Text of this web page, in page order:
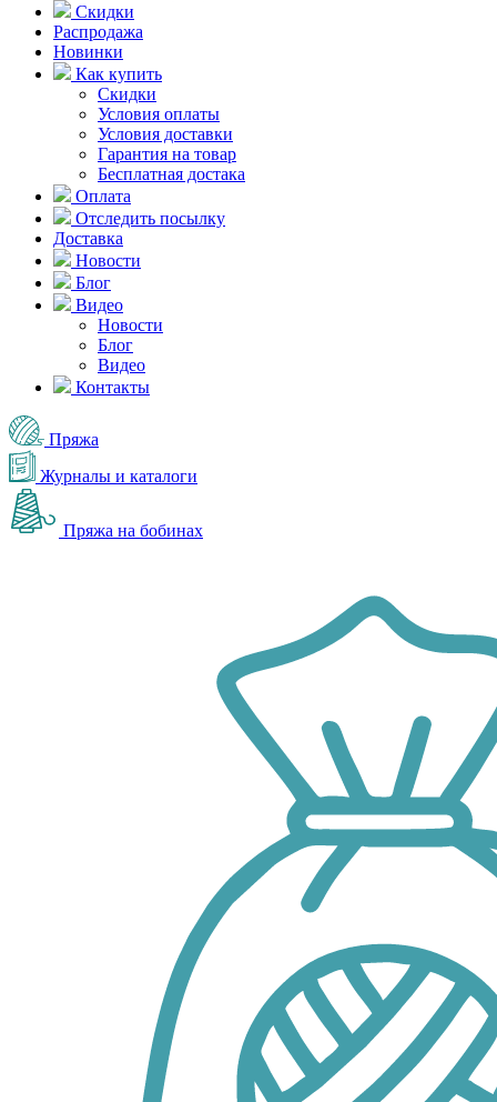
Скидки
Распродажа
Новинки
Как купить
Скидки
Условия оплаты
Условия доставки
Гарантия на товар
Бесплатная достака
Оплата
Отследить посылку
Доставка
Новости
Блог
Видео
Новости
Блог
Видео
Контакты
Пряжа
Журналы и каталоги
Пряжа на бобинах